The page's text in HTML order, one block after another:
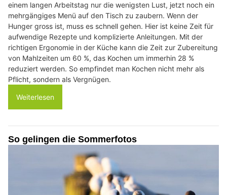
einem langen Arbeitstag nur die wenigsten Lust, jetzt noch ein
mehrgängiges Menü auf den Tisch zu zaubern. Wenn der
Hunger gross ist, muss es schnell gehen. Hier ist keine Zeit für
aufwendige Rezepte und komplizierte Anleitungen. Mit der
richtigen Ergonomie in der Küche kann die Zeit zur Zubereitung
von Mahlzeiten um 60 %, das Kochen um immerhin 28 %
reduziert werden. So empfindet man Kochen nicht mehr als
Pflicht, sondern als Vergnügen.
Weiterlesen
So gelingen die Sommerfotos